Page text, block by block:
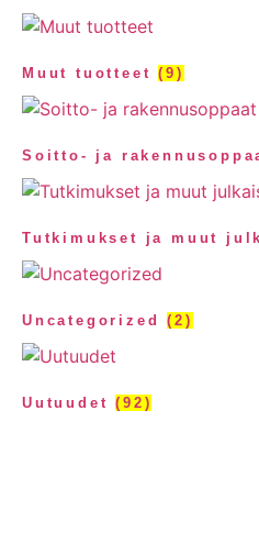
Muut tuotteet(9)
Soitto- ja
Tutkimukset ja muut
Uncategorized(2)
Uutuudet(92)